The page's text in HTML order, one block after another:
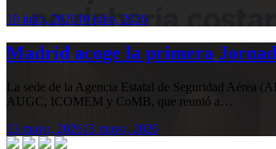
10 julio, 202610 julio, 2026
Madrid acoge la primera
La sede de la Agencia Estatal de Seguridad Aérea
AUGC, ICOMEM y CoMB, que reunió a…
13 mayo, 202613 mayo, 2026